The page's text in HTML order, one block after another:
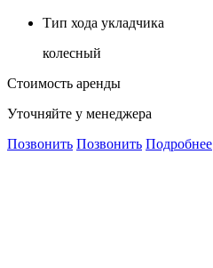
Тип хода укладчика
колесный
Стоимость аренды
Уточняйте у менеджера
Позвонить Позвонить Подробнее